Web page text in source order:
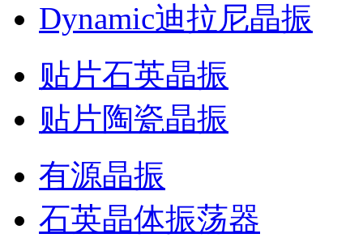
Dynamic迪拉尼晶振
贴片石英晶振
贴片陶瓷晶振
有源晶振
石英晶体振荡器